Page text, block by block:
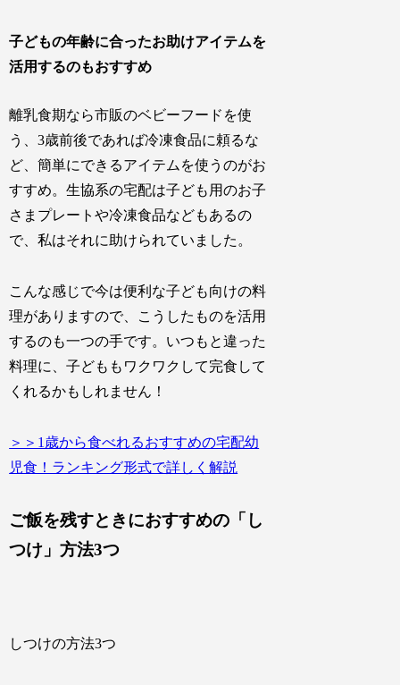
子どもの年齢に合ったお助けアイテムを
活用するのもおすすめ
離乳食期なら市販のベビーフードを使
う、3歳前後であれば冷凍食品に頼るな
ど、簡単にできるアイテムを使うのがお
すすめ。生協系の宅配は子ども用のお子
さまプレートや冷凍食品などもあるの
で、私はそれに助けられていました。
こんな感じで今は便利な子ども向けの料
理がありますので、こうしたものを活用
するのも一つの手です。いつもと違った
料理に、子どももワクワクして完食して
くれるかもしれません！
＞＞1歳から食べれるおすすめの宅配幼
児食！ランキング形式で詳しく解説
ご飯を残すときにおすすめの「し
つけ」方法3つ
しつけの方法3つ